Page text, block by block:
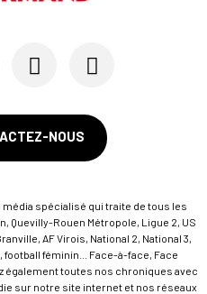
NOUS
média spécialisé qui traite de tous les
Quevilly-Rouen Métropole, Ligue 2, US
AF Virois, National 2, National 3,
féminin... Face-à-face, Face
également toutes nos chroniques avec
sur notre site internet et nos réseaux